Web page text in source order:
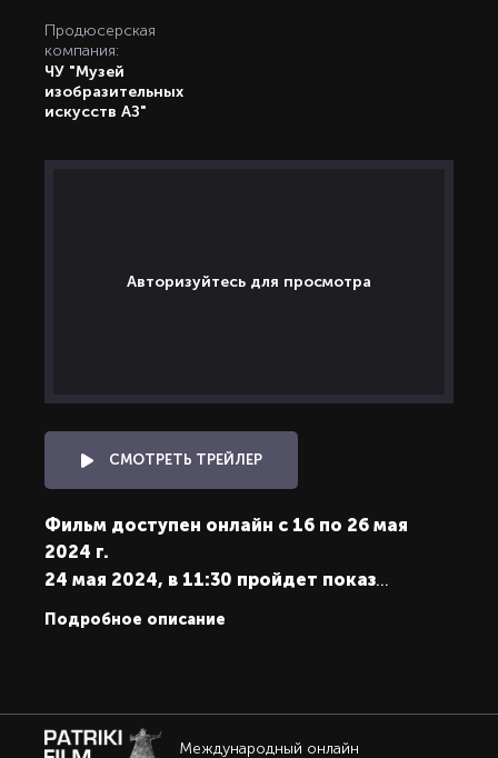
Продюсерская
компания:
ЧУ "Музей
изобразительных
искусств АЗ"
Авторизуйтесь для просмотра
СМОТРЕТЬ ТРЕЙЛЕР
Фильм доступен онлайн с 16 по 26 мая
2024 г.
24 мая 2024, в 11:30 пройдет показ
Зарегистрироваться
(Анатолия Зверева), представленном в Фонде
Франко Дзеффирелли во Флоренции. Проект
Подробное описание
Международный онлайн